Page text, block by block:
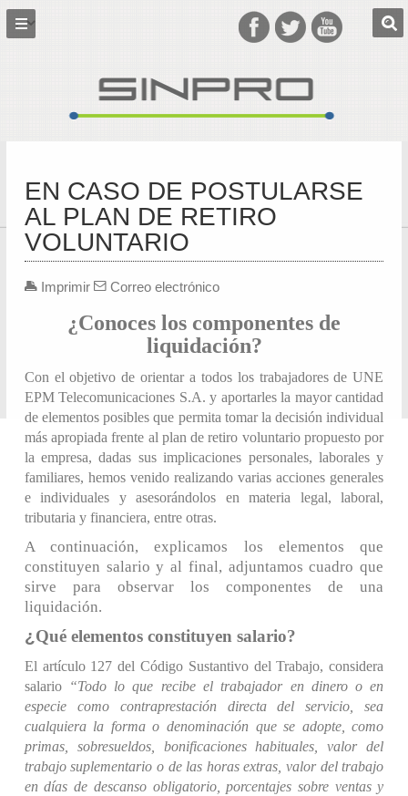
EN CASO DE POSTULARSE
AL PLAN DE RETIRO
VOLUNTARIO
Imprimir Correo electrónico
¿Conoces los componentes de
liquidación?
Con el objetivo de orientar a todos los trabajadores de UNE
EPM Telecomunicaciones S.A. y aportarles la mayor cantidad
de elementos posibles que permita tomar la decisión individual
más apropiada frente al plan de retiro voluntario propuesto por
la empresa, dadas sus implicaciones personales, laborales y
familiares, hemos venido realizando varias acciones generales
e individuales y asesorándolos en materia legal, laboral,
tributaria y financiera, entre otras.
A continuación, explicamos los elementos que
constituyen salario y al final, adjuntamos cuadro que
sirve para observar los componentes de una
liquidación.
¿ Qué elementos constituyen salario?
El artículo 127 del Código Sustantivo del Trabajo, considera
salario “Todo lo que recibe el trabajador en dinero o en
especie como contraprestación directa del servicio, sea
cualquiera la forma o denominación que se adopte, como
primas, sobresueldos, bonificaciones habituales, valor del
trabajo suplementario o de las horas extras, valor del trabajo
en días de descanso obligatorio, porcentajes sobre ventas y